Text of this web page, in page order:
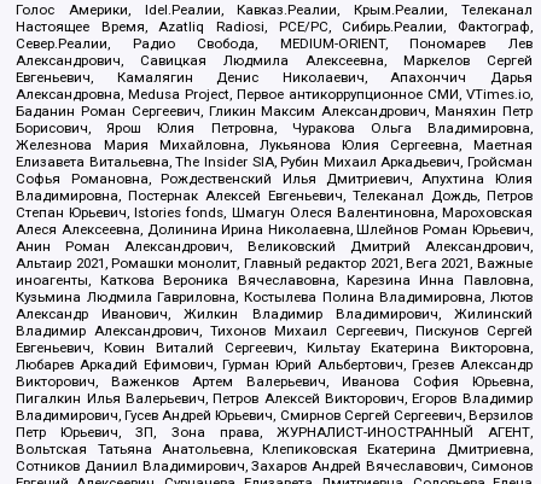
Голос Америки, Idel.Реалии, Кавказ.Реалии, Крым.Реалии, Телеканал
Настоящее Время, Azatliq Radiosi, PCE/PC, Сибирь.Реалии, Фактограф,
Север.Реалии, Радио Свобода, MEDIUM-ORIENT, Пономарев Лев
Александрович, Савицкая Людмила Алексеевна, Маркелов Сергей
Евгеньевич, Камалягин Денис Николаевич, Апахончич Дарья
Александровна, Medusa Project, Первое антикоррупционное СМИ, VTimes.io,
Баданин Роман Сергеевич, Гликин Максим Александрович, Маняхин Петр
Борисович, Ярош Юлия Петровна, Чуракова Ольга Владимировна,
Железнова Мария Михайловна, Лукьянова Юлия Сергеевна, Маетная
Елизавета Витальевна, The Insider SIA, Рубин Михаил Аркадьевич, Гройсман
Софья Романовна, Рождественский Илья Дмитриевич, Апухтина Юлия
Владимировна, Постернак Алексей Евгеньевич, Телеканал Дождь, Петров
Степан Юрьевич, Istories fonds, Шмагун Олеся Валентиновна, Мароховская
Алеся Алексеевна, Долинина Ирина Николаевна, Шлейнов Роман Юрьевич,
Анин Роман Александрович, Великовский Дмитрий Александрович,
Альтаир 2021, Ромашки монолит, Главный редактор 2021, Вега 2021, Важные
иноагенты, Каткова Вероника Вячеславовна, Карезина Инна Павловна,
Кузьмина Людмила Гавриловна, Костылева Полина Владимировна, Лютов
Александр Иванович, Жилкин Владимир Владимирович, Жилинский
Владимир Александрович, Тихонов Михаил Сергеевич, Пискунов Сергей
Евгеньевич, Ковин Виталий Сергеевич, Кильтау Екатерина Викторовна,
Любарев Аркадий Ефимович, Гурман Юрий Альбертович, Грезев Александр
Викторович, Важенков Артем Валерьевич, Иванова София Юрьевна,
Пигалкин Илья Валерьевич, Петров Алексей Викторович, Егоров Владимир
Владимирович, Гусев Андрей Юрьевич, Смирнов Сергей Сергеевич, Верзилов
Петр Юрьевич, ЗП, Зона права, ЖУРНАЛИСТ-ИНОСТРАННЫЙ АГЕНТ,
Вольтская Татьяна Анатольевна, Клепиковская Екатерина Дмитриевна,
Сотников Даниил Владимирович, Захаров Андрей Вячеславович, Симонов